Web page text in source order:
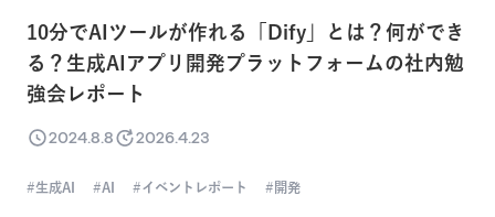
10分でAIツールが作れる「Dify」とは？何ができ
る？生成AIアプリ開発プラットフォームの社内勉
強会レポート
2024.8.8 2026.4.23
生成AI AI イベントレポート 開発